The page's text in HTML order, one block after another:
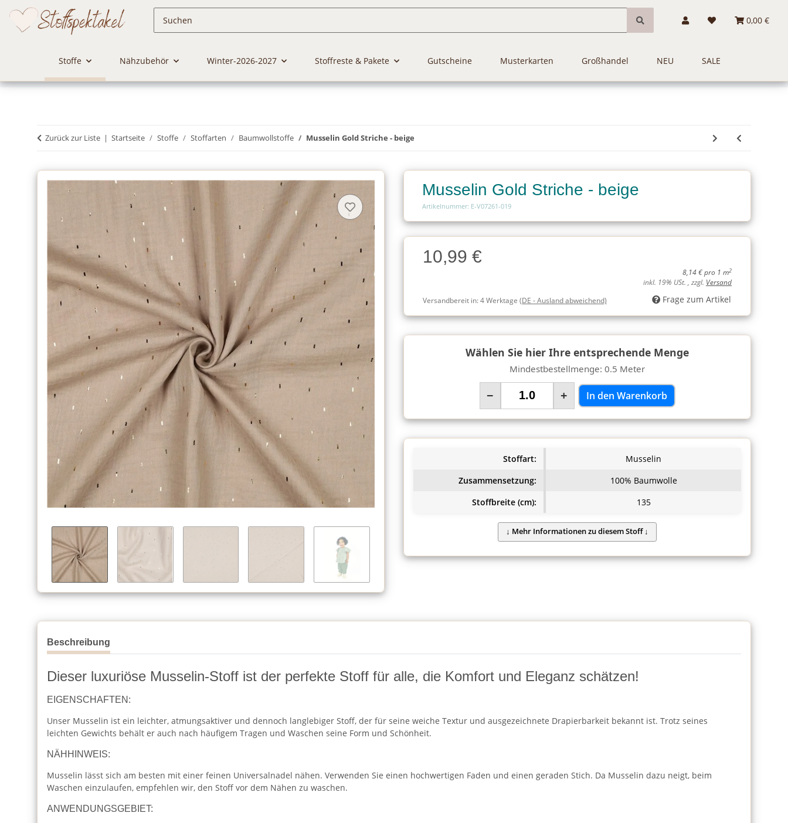
0,00 €
Stoffe Nähzubehör Winter-2026-2027 Stoffreste & Pakete Gutscheine Musterkarten Großhandel NEU SALE
Zurück zur Liste Startseite Stoffe Stoffarten Baumwollstoffe Musselin Gold Striche - beige
Musselin Gold Striche - beige
Artikelnummer: E-V07261-019
Charge
Charge10,99 €
8,14 € pro 1 m2
inkl. 19% USt. , zzgl. Versand
Versandbereit in:4 Werktage (DE - Ausland abweichend) Frage zum Artikel
Wählen Sie hier Ihre entsprechende Menge
Mindestbestellmenge: 0.5 Meter
− + In den Warenkorb
Stoffart:
Musselin
Zusammensetzung:
100% Baumwolle
Stoffbreite (cm):
135
Beschreibung
Dieser luxuriöse Musselin-Stoff ist der perfekte Stoff für alle, die Komfort und Eleganz schätzen!
EIGENSCHAFTEN:
Unser Musselin ist ein leichter, atmungsaktiver und dennoch langlebiger Stoff, der für seine weiche Textur und ausgezeichnete Drapierbarkeit bekannt ist. Trotz seines
leichten Gewichts behält er auch nach häufigem Tragen und Waschen seine Form und Schönheit.
NÄHHINWEIS:
Musselin lässt sich am besten mit einer feinen Universalnadel nähen. Verwenden Sie einen hochwertigen Faden und einen geraden Stich. Da Musselin dazu neigt, beim
Waschen einzulaufen, empfehlen wir, den Stoff vor dem Nähen zu waschen.
ANWENDUNGSGEBIET: